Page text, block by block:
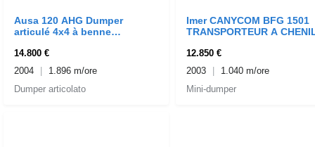
Ausa 120 AHG Dumper
articulé 4x4 à benne
14.800 €
Dumper articolato
2004 1.896 m/ore
Imer CANYCOM BFG 1501
TRANSPORTEUR A
12.850 €
Mini-dumper
2003 1.040 m/ore